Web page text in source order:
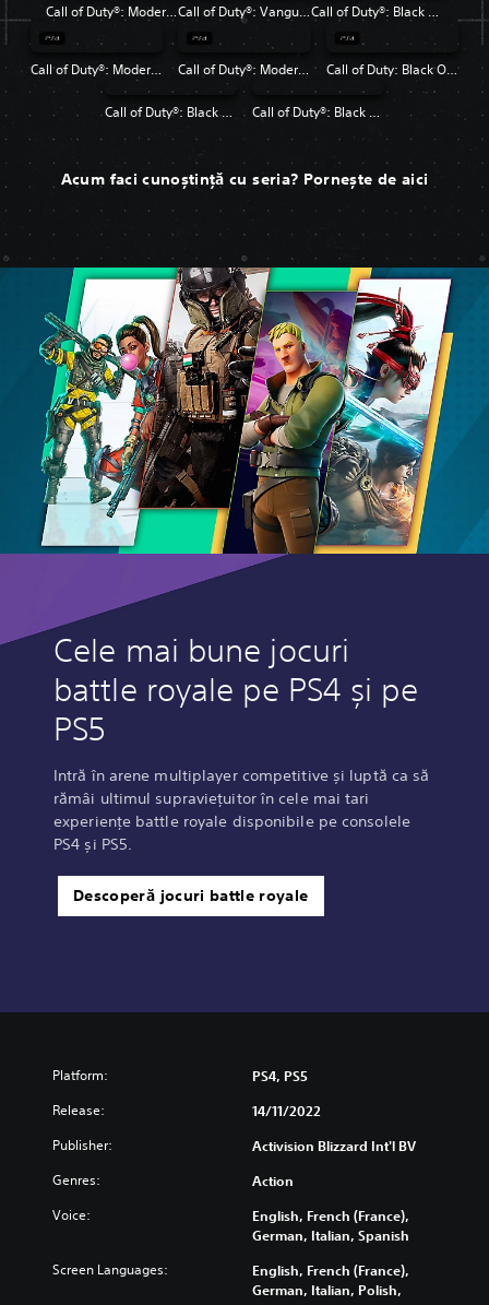
Call of Duty®: Modern Warfare® II Call of Duty®: Vanguard Call of Duty®: Black Ops Cold War
Call of Duty®: Modern Warfare® Call of Duty®: Modern Warfare® 2 Campaign Remastered Call of Duty: Black Ops 4
Call of Duty®: Black Ops Call of Duty®: Black Ops II
Acum faci cunoștință cu seria? Pornește de aici
Cele mai bune jocuri
battle royale pe PS4 și pe
PS5
Intră în arene multiplayer competitive și luptă ca să
rămâi ultimul supraviețuitor în cele mai tari
experiențe battle royale disponibile pe consolele
PS4 și PS5.
Descoperă jocuri battle royale
Platform: PS4, PS5
Release: 14/11/2022
Publisher: Activision Blizzard Int'l BV
Genres: Action
Voice:
English, French (France),
German, Italian, Spanish
Screen Languages:
English, French (France),
German, Italian, Polish,